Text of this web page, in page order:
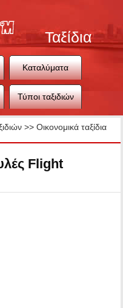
Ταξίδια
Καταλύματα
Τύποι ταξιδιών
>> Οικονομικά ταξίδια
Flight